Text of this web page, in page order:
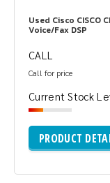
Used Cisco CISCO
Voice/Fax DSP
CALL
Call for price
Current Stock
PRODUCT